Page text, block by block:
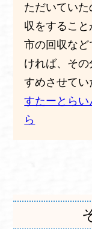
ただいてい
収をすること
市の回収な
ければ、そ
すめさせてい
すたーとら
ら